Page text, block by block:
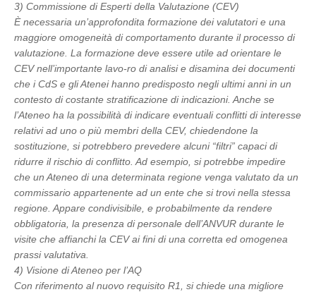
3) Commissione di Esperti della Valutazione (CEV)
È necessaria un’approfondita formazione dei valutatori e una
maggiore omogeneità di comportamento durante il processo di
valutazione. La formazione deve essere utile ad orientare le
CEV nell’importante lavo-ro di analisi e disamina dei documenti
che i CdS e gli Atenei hanno predisposto negli ultimi anni in un
contesto di costante stratificazione di indicazioni. Anche se
l’Ateneo ha la possibilità di indicare eventuali conflitti di interesse
relativi ad uno o più membri della CEV, chiedendone la
sostituzione, si potrebbero prevedere alcuni “filtri” capaci di
ridurre il rischio di conflitto. Ad esempio, si potrebbe impedire
che un Ateneo di una determinata regione venga valutato da un
commissario appartenente ad un ente che si trovi nella stessa
regione. Appare condivisibile, e probabilmente da rendere
obbligatoria, la presenza di personale dell’ANVUR durante le
visite che affianchi la CEV ai fini di una corretta ed omogenea
prassi valutativa.
4) Visione di Ateneo per l’AQ
Con riferimento al nuovo requisito R1, si chiede una migliore